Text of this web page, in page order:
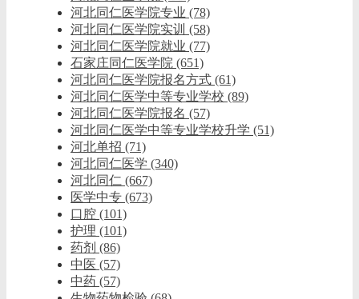
河北同仁医学院专业 (78)
河北同仁医学院实训 (58)
河北同仁医学院就业 (77)
石家庄同仁医学院 (651)
河北同仁医学院报名方式 (61)
河北同仁医学中等专业学校 (89)
河北同仁医学院报名 (57)
河北同仁医学中等专业学校升学 (51)
河北单招 (71)
河北同仁医学 (340)
河北同仁 (667)
医学中专 (673)
口腔 (101)
护理 (101)
药剂 (86)
中医 (57)
中药 (57)